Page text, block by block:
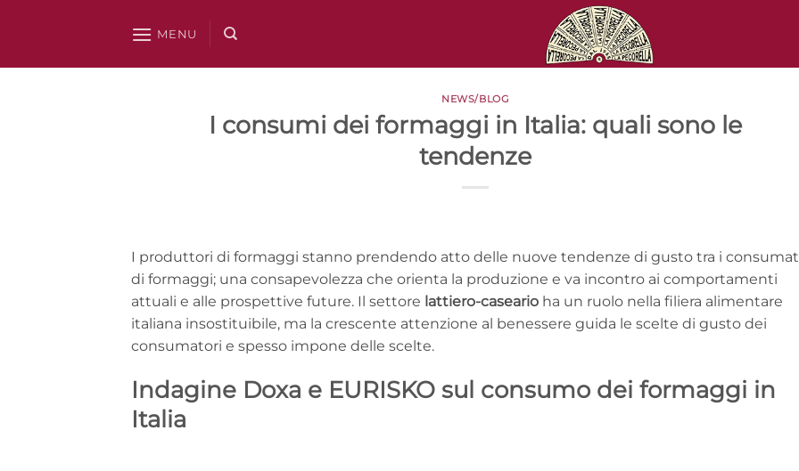
MENU
NEWS/BLOG
I consumi dei formaggi in Italia: quali sono le
tendenze
I produttori di formaggi stanno prendendo atto delle nuove tendenze di gusto tra i
di formaggi; una consapevolezza che orienta la produzione e va incontro ai comportamenti
attuali e alle prospettive future. Il settore lattiero-caseario ha un ruolo nella filiera alimentare
italiana insostituibile, ma la crescente attenzione al benessere guida le scelte di gusto dei
consumatori e spesso impone delle scelte.
Indagine Doxa e EURISKO sul consumo dei formaggi in
Italia